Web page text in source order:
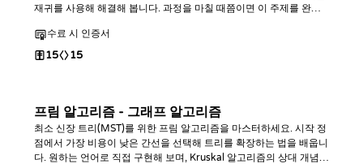
재귀를 사용해 해결해 봅니다. 과정을 마칠 때쯤이면 이 주제를 완전
수료 시 인증서
15 15
프림 알고리즘 - 그래프 알고리즘
최소 신장 트리(MST)를 위한 프림 알고리즘을 마스터하세요. 시작 정
점에서 가장 비용이 낮은 간선을 선택해 트리를 확장하는 법을 배웁니
다. 원하는 언어로 직접 구현해 보며, Kruskal 알고리즘의 상대 개념으